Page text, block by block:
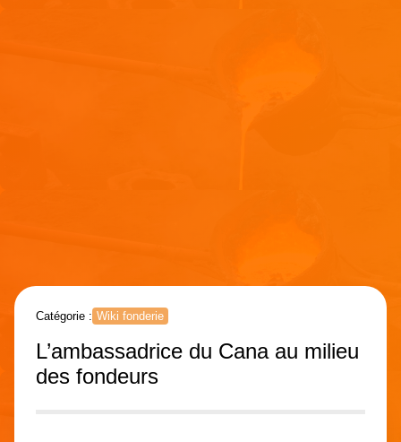
Catégorie : Wiki fonderie
L’ambassadrice du Cana au milieu
des fondeurs